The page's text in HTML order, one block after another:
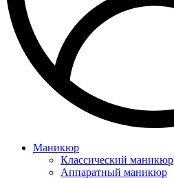
Маникюр
Классический маникюр
Аппаратный маникюр